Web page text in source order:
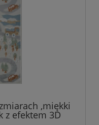
,miękki
z efektem 3D